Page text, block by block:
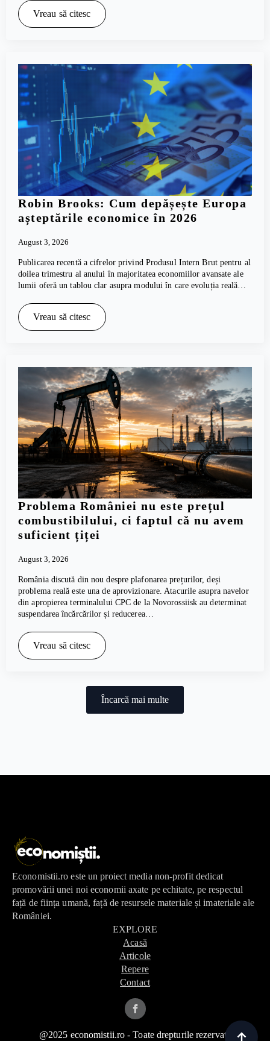
Vreau să citesc
Robin Brooks: Cum depășește Europa
așteptările economice în 2026
August 3, 2026
Publicarea recentă a cifrelor privind Produsul Intern Brut pentru al
doilea trimestru al anului în majoritatea economiilor avansate ale
lumii oferă un tablou clar asupra modului în care evoluția reală…
Vreau să citesc
Problema României nu este prețul
combustibilului, ci faptul că nu avem
suficient țiței
August 3, 2026
România discută din nou despre plafonarea prețurilor, deși
problema reală este una de aprovizionare. Atacurile asupra navelor
din apropierea terminalului CPC de la Novorossiisk au determinat
suspendarea încărcărilor și reducerea…
Vreau să citesc
Încarcă mai multe
Economistii.ro este un proiect media non-profit dedicat
promovării unei noi economii axate pe echitate, pe respectul
față de ființa umană, față de resursele materiale și imateriale ale
României.
EXPLORE
Acasă
Articole
Repere
Contact
@2025 economistii.ro - Toate drepturile rezervate